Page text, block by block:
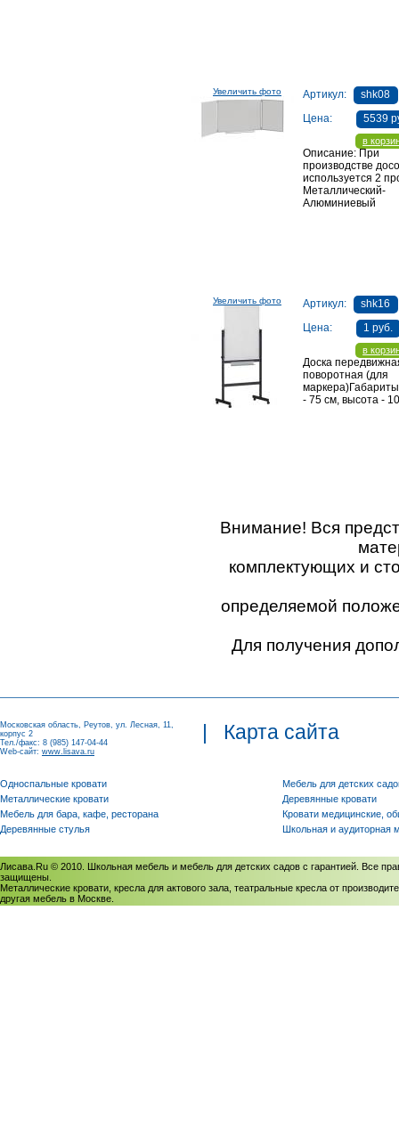
Увеличить фото Артикул:
shk08
Цена:
5539
в
Описание: При
производстве
используется 2
Металлический-
Алюминиевый
Увеличить фото Артикул:
shk16
Цена:
1 руб.
в
Доска
поворотная (для
- 75 см, высота -
Внимание! Вся
комплектующих и
определяемой
Для получения
Московская область, Реутов, ул. Лесная, 11,
корпус 2
Тел./факс: 8 (985) 147-04-44
Web-сайт: www.lisava.ru
| Карта сайта
Односпальные кровати
Металлические кровати
Мебель для бара, кафе, ресторана
Деревянные стулья
Мебель для детских
Деревянные кровати
Кровати медицинские,
Школьная и аудиторная
Лисава.Ru © 2010. Школьная мебель и мебель для детских садов с гарантией. Все
защищены.
Металлические кровати, кресла для актового зала, театральные кресла от
другая мебель в Москве.
Политика использования cookies/Соглашение на обработку персональных данных